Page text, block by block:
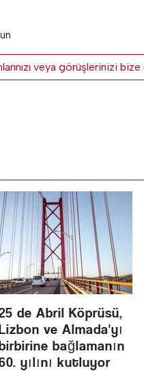
veya görüşlerinizi
de Abril Köprüsü,
ve Almada'yı
bağlamanın
yılını kutluyor